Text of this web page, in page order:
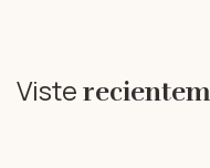
Viste